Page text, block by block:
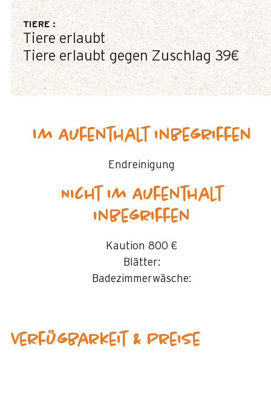
TIERE:
Tiere erlaubt
Tiere erlaubt gegen Zuschlag 39€
Im Aufenthalt inbegriffen
Endreinigung
Nicht im Aufenthalt
inbegriffen
Kaution 800 €
Blätter:
Badezimmerwäsche:
Verfügbarkeit & Preise